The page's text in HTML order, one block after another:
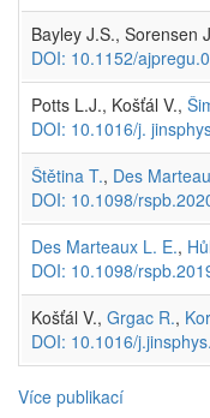
Bayley J.S., Sorensen
DOI: 10.1152/
Potts L.J., Košťál V.,
DOI: 10.1016/j.
Štětina T., Des
DOI: 10.1098/
Des Marteaux L. E.,
DOI: 10.1098/
Košťál V., Grgac R.,
DOI: 10.1016/
Více publikací